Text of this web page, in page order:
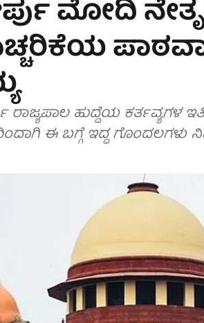
ಮೋದಿ
ರಾಜ್ಯಪಾಲ ಹುದ್ದೆಯ ಕರ್ತವ್ಯಗಳ
ಈ ಬಗ್ಗೆ ಇದ್ದ